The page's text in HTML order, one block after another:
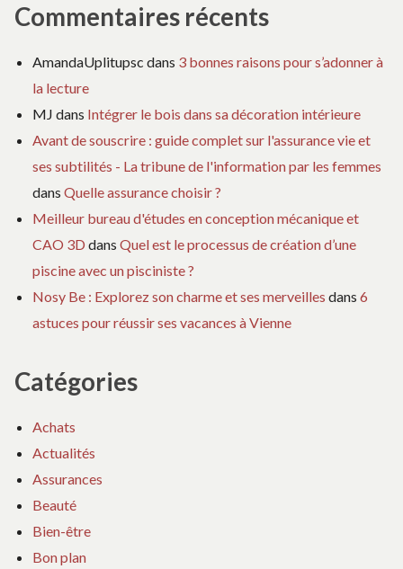
Commentaires récents
AmandaUplitupsc dans 3 bonnes raisons pour s’adonner à
la lecture
MJ dans Intégrer le bois dans sa décoration intérieure
Avant de souscrire : guide complet sur l'assurance vie et
ses subtilités - La tribune de l'information par les femmes
dans Quelle assurance choisir ?
Meilleur bureau d'études en conception mécanique et
CAO 3D dans Quel est le processus de création d’une
piscine avec un pisciniste ?
Nosy Be : Explorez son charme et ses merveilles dans 6
astuces pour réussir ses vacances à Vienne
Catégories
Achats
Actualités
Assurances
Beauté
Bien-être
Bon plan